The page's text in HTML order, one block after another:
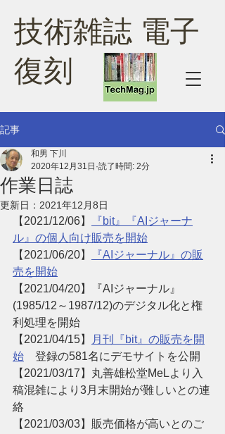
技術雑誌 電子
復刻
記事
作業日誌
和男 下川
2020年12月31日 読了時間: 2分
更新日： 2021年12月8日
【2021/12/06】
『bit』『AIジャーナ
ル』の個人向け販売を開始
【2021/06/20】
『AIジャーナル』の販
売を開始
【2021/04/20】『AIジャーナル』
(1985/12～1987/12)のデジタル化と権
利処理を開始
【2021/04/15】
月刊『bit』の販売を開
始 登録の581名にデモサイトを公開
【2021/03/17】丸善雄松堂MeLより入
稿混雑により3月末開始が難しいとの連
絡
【2021/03/03】販売価格が高いとのご